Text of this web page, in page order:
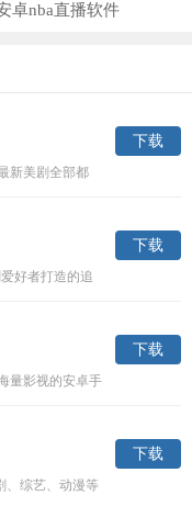
卓nba直播软件
新美剧全部都
。
下载
好者打造的追
。
下载
量影视的安卓手
下载
、综艺、动漫等
下载